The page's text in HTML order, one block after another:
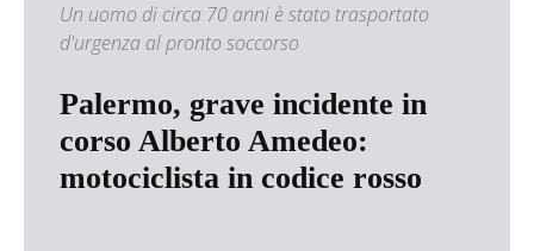
Un uomo di circa 70 anni è stato trasportato
d'urgenza al pronto soccorso
Palermo, grave incidente in
corso Alberto Amedeo:
motociclista in codice rosso